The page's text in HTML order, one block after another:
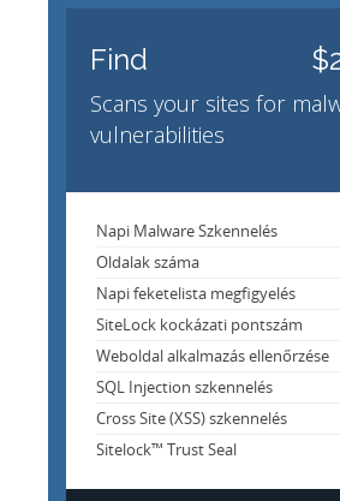
Find
Scans your sites for
vulnerabilities
Napi Malware Szkennelés
Oldalak száma
Napi feketelista megfigyelés
SiteLock kockázati pontszám
Weboldal alkalmazás ellenőrzése
SQL Injection szkennelés
Cross Site (XSS) szkennelés
Sitelock™ Trust Seal